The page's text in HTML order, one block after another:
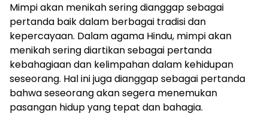
Mimpi akan menikah sering dianggap sebagai
pertanda baik dalam berbagai tradisi dan
kepercayaan. Dalam agama Hindu, mimpi akan
menikah sering diartikan sebagai pertanda
kebahagiaan dan kelimpahan dalam kehidupan
seseorang. Hal ini juga dianggap sebagai pertanda
bahwa seseorang akan segera menemukan
pasangan hidup yang tepat dan bahagia.